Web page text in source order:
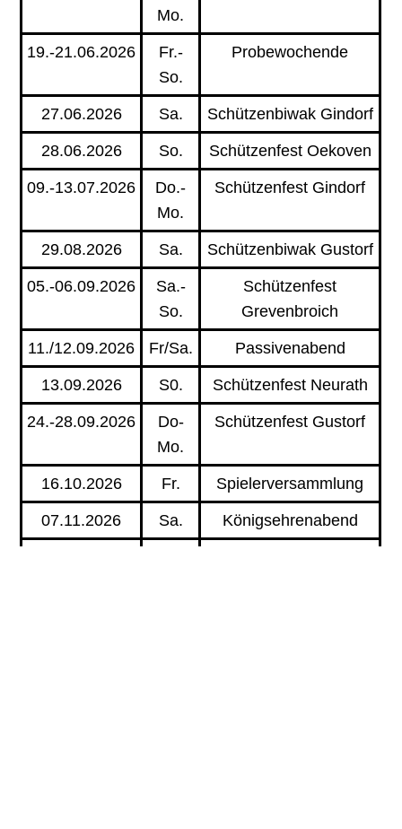
Mo.
19.-21.06.2026
Fr.-
So.
Probewochende
27.06.2026 Sa. Schützenbiwak Gindorf
28.06.2026 So. Schützenfest Oekoven
09.-13.07.2026
Do.-
Mo.
Schützenfest Gindorf
29.08.2026 Sa. Schützenbiwak Gustorf
05.-06.09.2026
Sa.-
So.
Schützenfest
Grevenbroich
11./12.09.2026 Fr/Sa. Passivenabend
13.09.2026 S0. Schützenfest Neurath
24.-28.09.2026
Do-
Mo.
Schützenfest Gustorf
16.10.2026 Fr. Spielerversammlung
07.11.2026 Sa. Königsehrenabend